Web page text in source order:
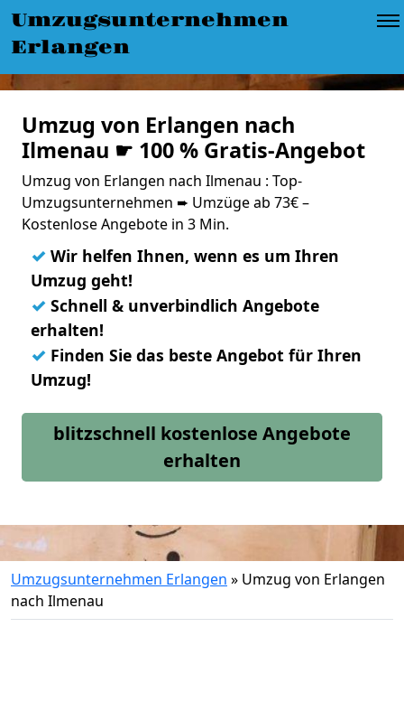
Umzugsunternehmen
Erlangen
Umzug von Erlangen nach
Ilmenau ☛ 100 % Gratis-Angebot
Umzug von Erlangen nach Ilmenau : Top-
Umzugsunternehmen ➨ Umzüge ab 73€ –
Kostenlose Angebote in 3 Min.
✓ Wir helfen Ihnen, wenn es um Ihren
Umzug geht!
✓ Schnell & unverbindlich Angebote
erhalten!
✓ Finden Sie das beste Angebot für Ihren
Umzug!
blitzschnell kostenlose Angebote
erhalten
Umzugsunternehmen Erlangen » Umzug von Erlangen
nach Ilmenau